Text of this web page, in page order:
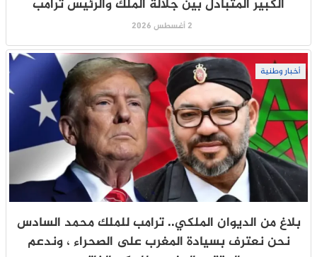
الكبير المتبادل بين جلالة الملك والرئيس ترامب
2 أغسطس 2026
أخبار وطنية
بلاغ من الديوان الملكي.. ترامب للملك محمد السادس
نحن نعترف بسيادة المغرب على الصحراء ، وندعم